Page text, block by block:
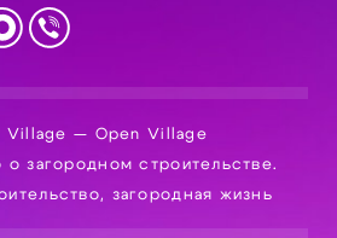
Village — Open Village
загородном строительстве.
загородная жизнь